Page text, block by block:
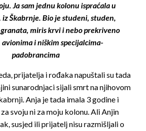
Ja sam jednu kolonu ispraćala u
Škabrnje. Bio je studeni, studen,
miris krvi i nebo prekriveno
avionima i niškim specijalcima-
padobrancima
prijatelja i rođaka napuštali su tada
sunarodnjaci sijali smrt na njihovom
Anja je tada imala 3 godine i
svoju ni za moju kolonu. Ali Anjin
susjed ili prijatelj nisu razmišljali o